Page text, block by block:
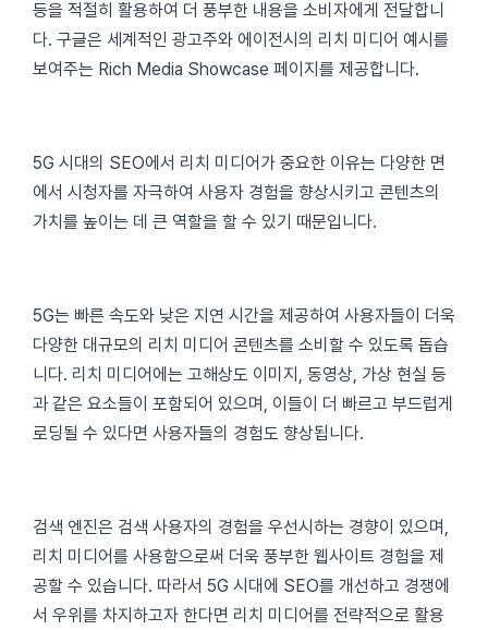
등을 적절히 활용하여 더 풍부한 내용을 소비자에게 전달합니
다. 구글은 세계적인 광고주와 에이전시의 리치 미디어 예시를
보여주는 Rich Media Showcase 페이지를 제공합니다.
5G 시대의 SEO에서 리치 미디어가 중요한 이유는 다양한 면
에서 시청자를 자극하여 사용자 경험을 향상시키고 콘텐츠의
가치를 높이는 데 큰 역할을 할 수 있기 때문입니다.
5G는 빠른 속도와 낮은 지연 시간을 제공하여 사용자들이 더욱
다양한 대규모의 리치 미디어 콘텐츠를 소비할 수 있도록 돕습
니다. 리치 미디어에는 고해상도 이미지, 동영상, 가상 현실 등
과 같은 요소들이 포함되어 있으며, 이들이 더 빠르고 부드럽게
로딩될 수 있다면 사용자들의 경험도 향상됩니다.
검색 엔진은 검색 사용자의 경험을 우선시하는 경향이 있으며,
리치 미디어를 사용함으로써 더욱 풍부한 웹사이트 경험을 제
공할 수 있습니다. 따라서 5G 시대에 SEO를 개선하고 경쟁에
서 우위를 차지하고자 한다면 리치 미디어를 전략적으로 활용